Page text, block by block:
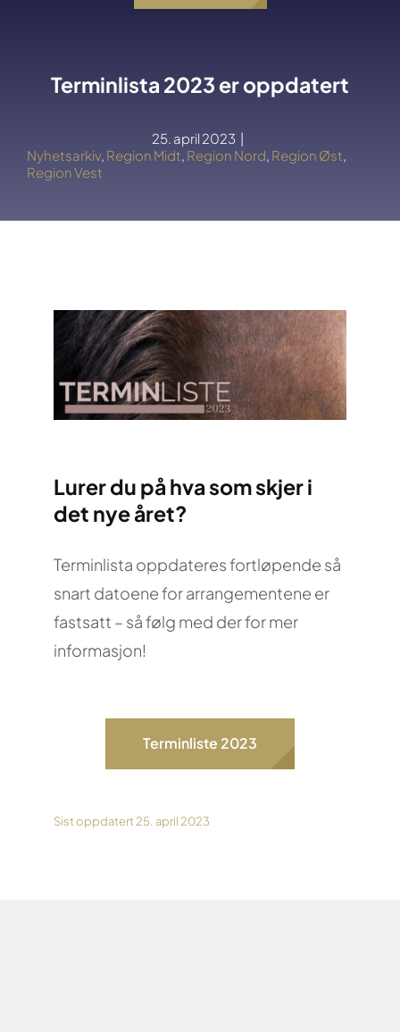
Terminlista 2023 er oppdatert
25. april 2023 |
Nyhetsarkiv, Region Midt, Region Nord, Region Øst,
Region Vest
Lurer du på hva som skjer i
det nye året?
Terminlista oppdateres fortløpende så
snart datoene for arrangementene er
fastsatt – så følg med der for mer
informasjon!
Terminliste 2023
Sist oppdatert 25. april 2023